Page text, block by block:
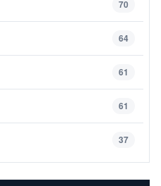
70
64
61
61
37